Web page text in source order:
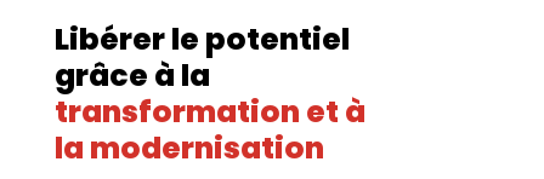
Libérer le potentiel
grâce à la
transformation et à
la modernisation